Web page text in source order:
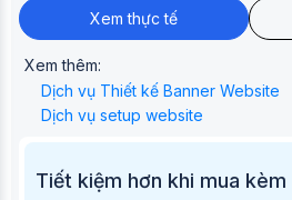
Xem thực tế
Xem thêm:
Dịch vụ Thiết kế Banner Website
Dịch vụ setup website
Tiết kiệm hơn khi mua kèm